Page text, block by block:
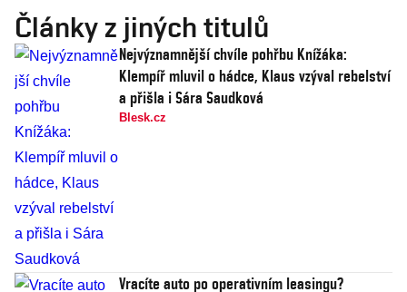
Články z jiných titulů
Nejvýznamnější chvíle pohřbu Knížáka:
Klempíř mluvil o hádce, Klaus vzýval rebelství
a přišla i Sára Saudková
Blesk.cz
Vracíte auto po operativním leasingu?